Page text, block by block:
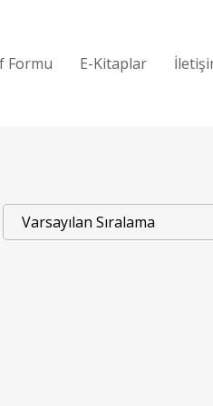
Formu E-Kitaplar